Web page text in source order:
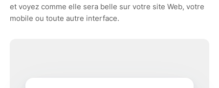
et voyez comme elle sera belle sur votre site Web, votre
mobile ou toute autre interface.